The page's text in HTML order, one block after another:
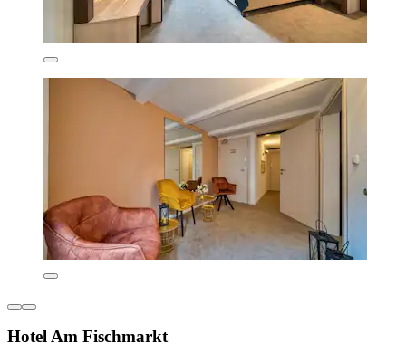
Hotel Am Fischmarkt